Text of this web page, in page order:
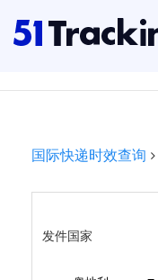
国际快递时效查询
发件国家